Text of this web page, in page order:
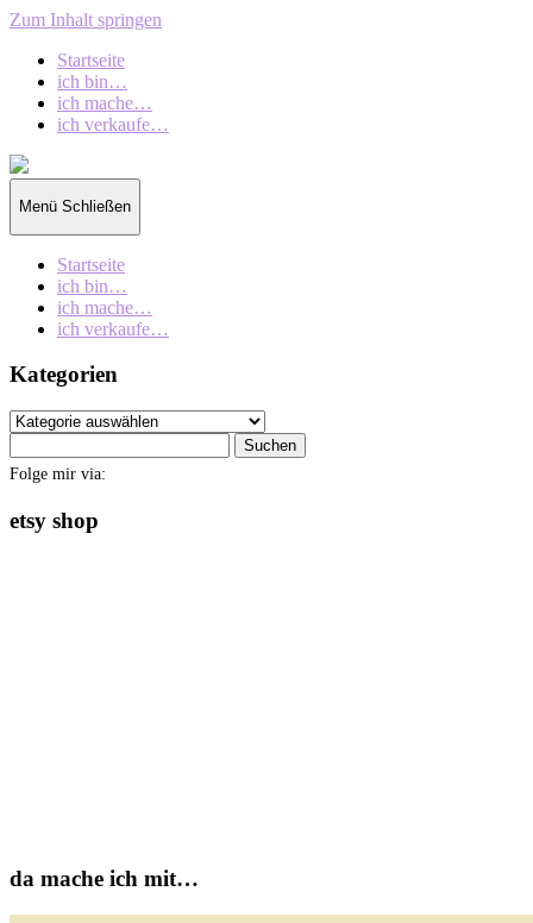
Zum Inhalt springen
Startseite
ich bin…
ich mache…
ich verkaufe…
collection
oberschin
Menü Schließen
Startseite
ich bin…
ich mache…
ich verkaufe…
Kategorien
Kategorien
nach:
Folge mir via:
etsy shop
da mache ich mit…